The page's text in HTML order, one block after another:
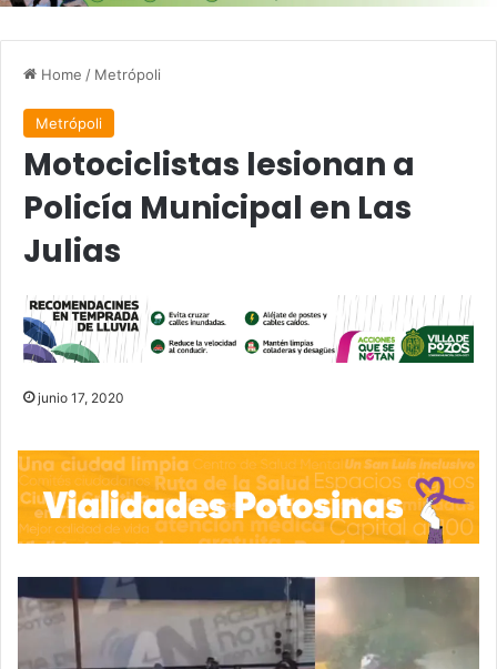
Home / Metrópoli
Metrópoli
Motociclistas lesionan a
Policía Municipal en Las
Julias
junio 17, 2020